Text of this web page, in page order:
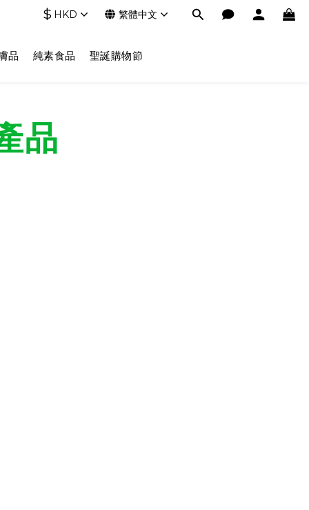
$ HKD 繁體中文
品 純素食品 聖誕購物節
品